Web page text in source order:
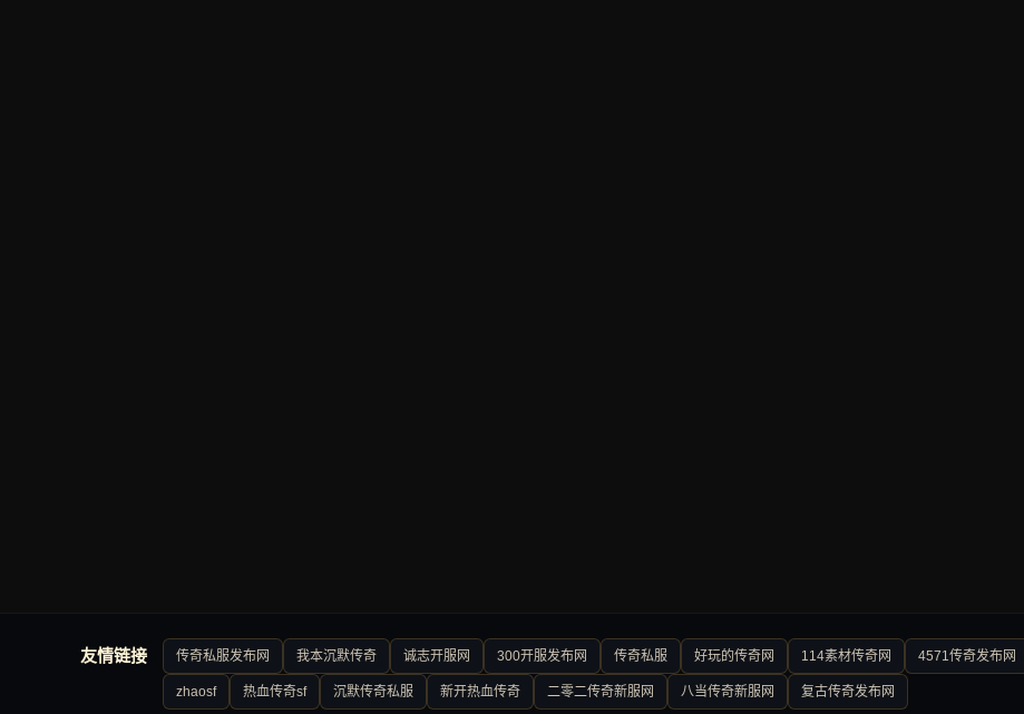
友情链接 传奇私服发布网 我本沉默传奇 诚志开服网 300开服发布网 传奇私服 好玩的传奇网 114素材传奇网 4571传奇发布网
zhaosf 热血传奇sf 沉默传奇私服 新开热血传奇 二零二传奇新服网 八当传奇新服网 复古传奇发布网